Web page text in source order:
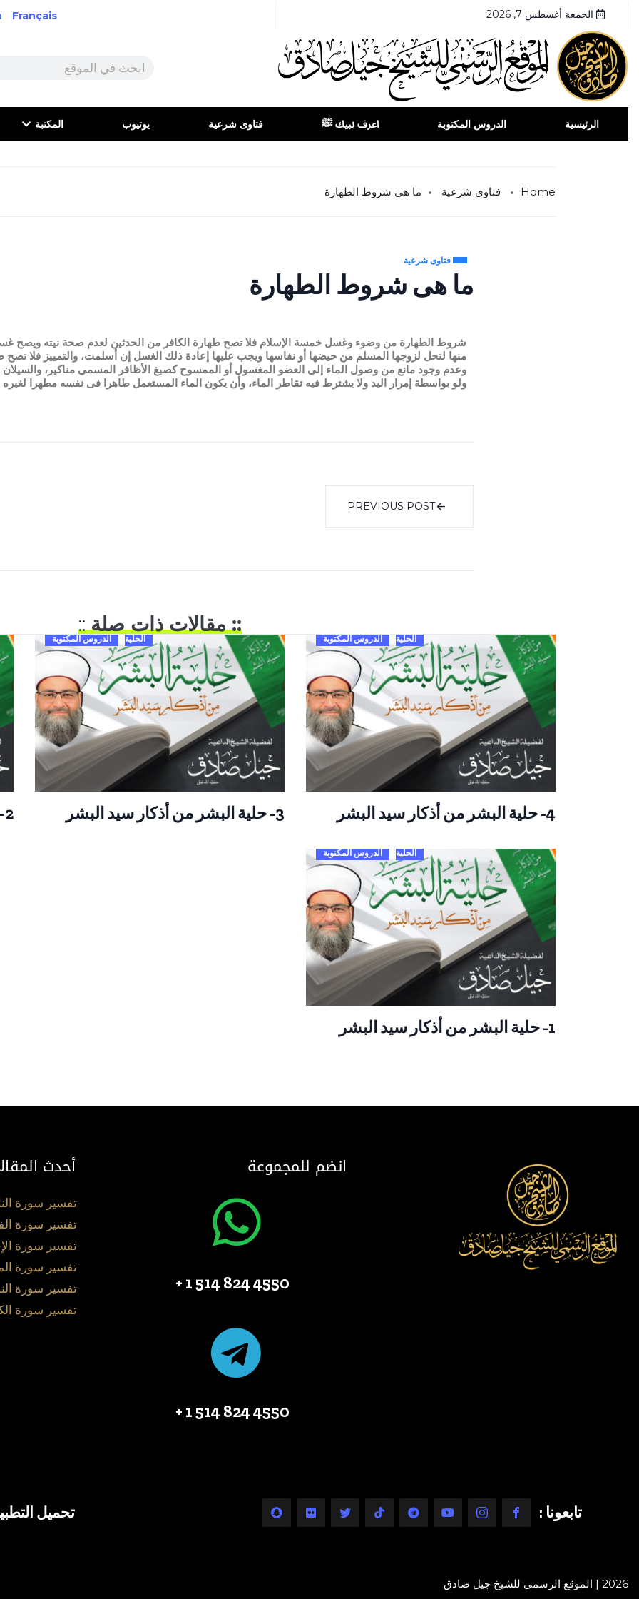
الجمعة أغسطس 7, 2026 Français
الرئيسية الدروس المكتوبة اعرف نبيك ﷺ فتاوى شرعية يوتيوب المكتبة
Home فتاوى شرعية ما هى شروط الطهارة
فتاوى شرعية
ما هى شروط الطهارة
شروط الطهارة من وضوء وغسل خمسة الإسلام فلا تصح طهارة الكافر من الحدثين لعدم صحة نيته ويصح غسل
منها لتحل لزوجها المسلم من حيضها أو نفاسها ويجب عليها إعادة ذلك الغسل إن أسلمت، والتمييز فلا
وعدم وجود مانع من وصول الماء إلى العضو المغسول أو الممسوح كصبغ الأظافر المسمى مناكير،
ولو بواسطة إمرار اليد ولا يشترط فيه تقاطر الماء، وأن يكون الماء المستعمل طاهرا فى نفسه مطهرا
PREVIOUS POST
:: مقالات ذات صلة::
الحلية الدروس المكتوبة
4- حلية البشر من أذكار سيد البشر
الحلية الدروس المكتوبة
3- حلية البشر من أذكار سيد البشر 2- حلية البشر من أذكار سيد البشر
الحلية الدروس المكتوبة
1- حلية البشر من أذكار سيد البشر
انضم للمجموعة
4550 824 514 1 +
4550 824 514 1 +
أحدث
تفسير سورة
تفسير سورة
تفسير سورة
تفسير سورة
تفسير سورة
تفسير سورة
تابعونا : تحميل
2026 | الموقع الرسمي للشيخ جيل صادق